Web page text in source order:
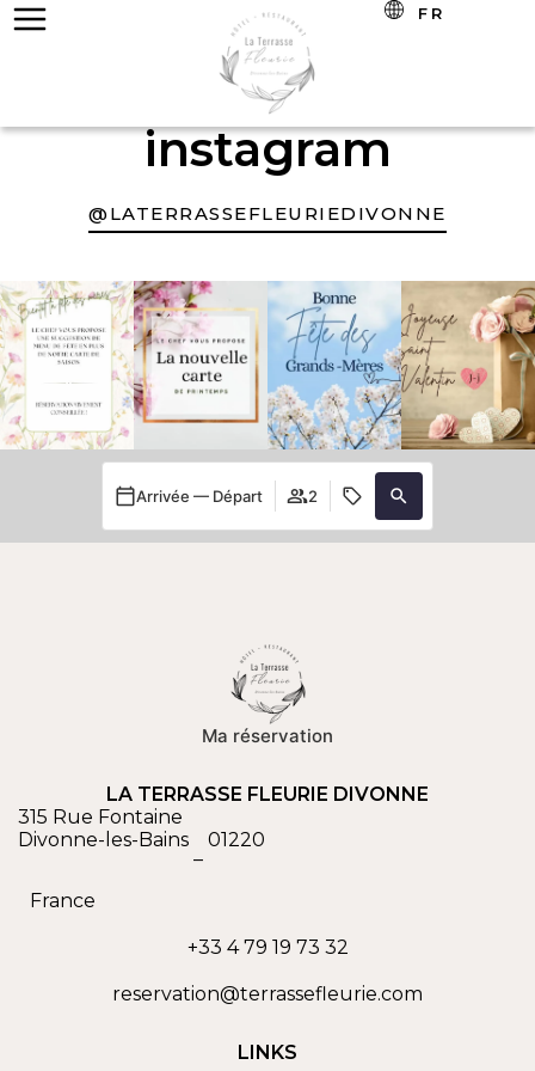
FR
instagram
@LATERRASSEFLEURIEDIVONNE
Arrivée — Départ 2
Ma réservation
LA TERRASSE FLEURIE DIVONNE
315 Rue Fontaine
Divonne-les-Bains
–
01220
France
+33 4 79 19 73 32
reservation@terrassefleurie.com
LINKS